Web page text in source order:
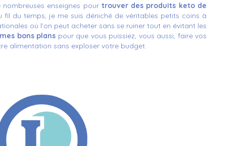
enseignes pour trouver des produits keto de
fil du temps, je me suis déniché de véritables petits coins à
où l’on peut acheter sans se ruiner tout en évitant les
bons plans pour que vous puissiez, vous aussi, faire vos
alimentation sans exploser votre budget.